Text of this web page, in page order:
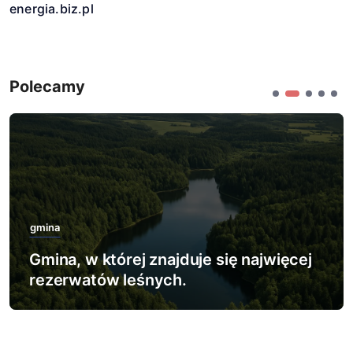
energia.biz.pl
Polecamy
gmina
Gmina, w której znajduje się najwięcej
rezerwatów leśnych.